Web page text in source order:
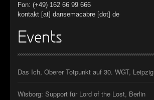
►
Fon: (+49) 162 66 99 666
kontakt [at] dansemacabre [dot] de
Events
Das Ich, Oberer Totpunkt auf 30. WGT, Leipzig
Wisborg: Support für Lord of the Lost, Berlin